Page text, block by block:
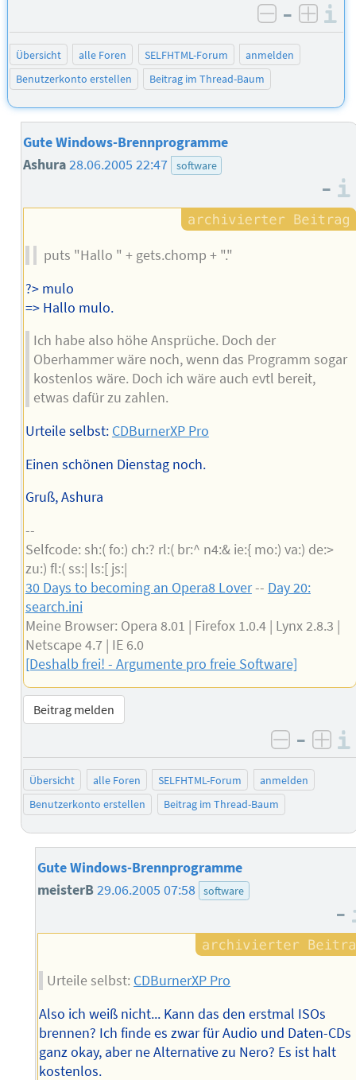
negativ
–
Übersicht alle Foren SELFHTML-Forum
anmelden
Benutzerkonto erstellen
Beitrag im Thread-Baum
Gute Windows-Brennprogramme
Ashura28.06.2005 22:47 software
–
puts "Hallo " + gets.chomp + "."
?> mulo
=> Hallo mulo.
Ich habe also höhe Ansprüche. Doch der
Oberhammer wäre noch, wenn das Programm sogar
kostenlos wäre. Doch ich wäre auch evtl bereit,
etwas dafür zu zahlen.
Urteile selbst: CDBurnerXP Pro
Einen schönen Dienstag noch.
Gruß, Ashura
--
Selfcode: sh:( fo:) ch:? rl:( br:^ n4:& ie:{ mo:) va:) de:>
zu:) fl:( ss:| ls:[ js:|
30 Days to becoming an Opera8 Lover-- Day 20:
search.ini
Meine Browser: Opera 8.01 | Firefox 1.0.4 | Lynx 2.8.3 |
Netscape 4.7 | IE 6.0
[Deshalb frei! - Argumente pro freie Software]
Beitrag melden
negativ
–
Übersicht alle Foren SELFHTML-Forum
anmelden
Benutzerkonto erstellen
Beitrag im Thread-Baum
Gute Windows-Brennprogramme
meisterB29.06.2005 07:58 software
–
Urteile selbst: CDBurnerXP Pro
Also ich weiß nicht... Kann das den erstmal ISOs
brennen? Ich finde es zwar für Audio und Daten-CDs
ganz okay, aber ne Alternative zu Nero? Es ist halt
kostenlos.